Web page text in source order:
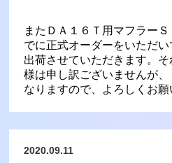
またＤＡ１６Ｔ用マフラー
でに正式オーダーをいただ
出荷させていただきます。
様は申し訳ございませんが
なりますので、よろしくお願
2020.09.11